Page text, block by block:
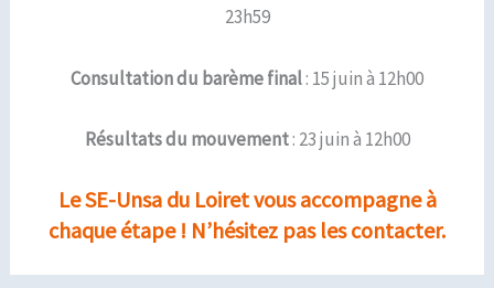
23h59
Consultation du barème final: 15 juin à 12h00
Résultats du mouvement: 23 juin à 12h00
Le SE-Unsa du Loiret vous accompagne à
chaque étape ! N’hésitez pas les contacter.